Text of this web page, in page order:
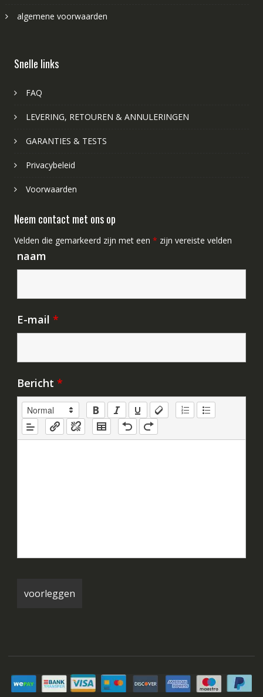
algemene voorwaarden
Snelle links
FAQ
LEVERING, RETOUREN & ANNULERINGEN
GARANTIES & TESTS
Privacybeleid
Voorwaarden
Neem contact met ons op
Velden die gemarkeerd zijn met een * zijn vereiste velden
naam
E-mail *
Bericht *